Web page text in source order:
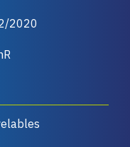
2020